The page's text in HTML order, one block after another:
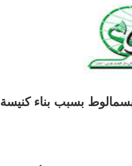
بسبب بناء كنيسة